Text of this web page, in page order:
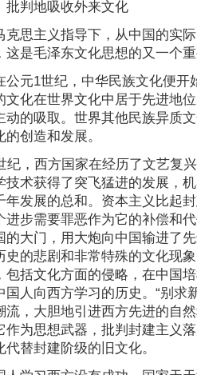
判地吸收外来文化
主义指导下，从中国的实际
这是毛泽东文化思想的又一个
1世纪，中华民族文化便开
文化在世界文化中居于先进地
动的吸取。世界其他民族异质
的创造和发展。
，西方国家在经历了文艺复兴
技术获得了突飞猛进的发展，
年发展的总和。资本主义比起
进步需要罪恶作为它的补偿和
的大门，用大炮向中国输进了
史的悲剧和非常特殊的文化现
包括文化方面的侵略，在中国
国人向西方学习的历史。“别求
流，大胆地引进西方先进的自
作为思想武器，批判封建主义
代替封建阶级的旧文化。